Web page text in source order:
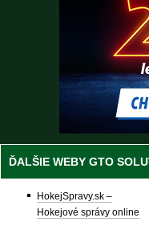
ĎALŠIE WEBY GTO
HokejSpravy.sk –
Hokejové správy online